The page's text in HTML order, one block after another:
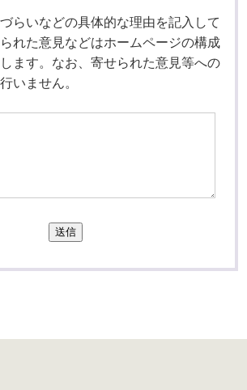
らいなどの具体的な理由を記入して
れた意見などはホームページの構成
ます。なお、寄せられた意見等への
いません。
送信